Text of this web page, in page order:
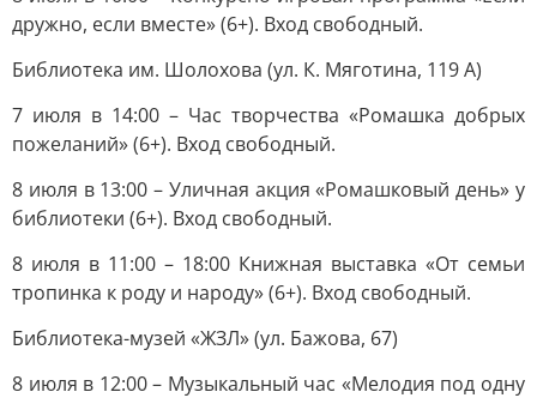
дружно, если вместе» (6+). Вход свободный.
Библиотека им. Шолохова (ул. К. Мяготина, 119 А)
7 июля в 14:00 – Час творчества «Ромашка добрых
пожеланий» (6+). Вход свободный.
8 июля в 13:00 – Уличная акция «Ромашковый день» у
библиотеки (6+). Вход свободный.
8 июля в 11:00 – 18:00 Книжная выставка «От семьи
тропинка к роду и народу» (6+). Вход свободный.
Библиотека-музей «ЖЗЛ» (ул. Бажова, 67)
8 июля в 12:00 – Музыкальный час «Мелодия под одну